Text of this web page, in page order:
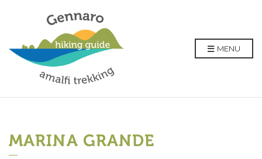
MENU
MARINA GRANDE